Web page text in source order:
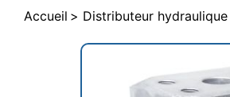
Accueil Distributeur hydraulique